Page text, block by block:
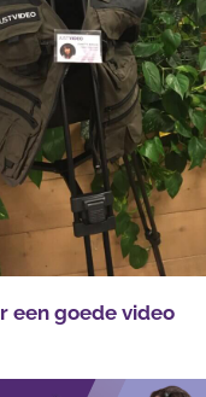
een goede video